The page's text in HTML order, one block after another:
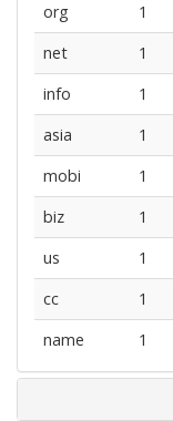
org
1
net
1
info
1
asia
1
mobi
1
biz
1
us
1
cc
1
name
1